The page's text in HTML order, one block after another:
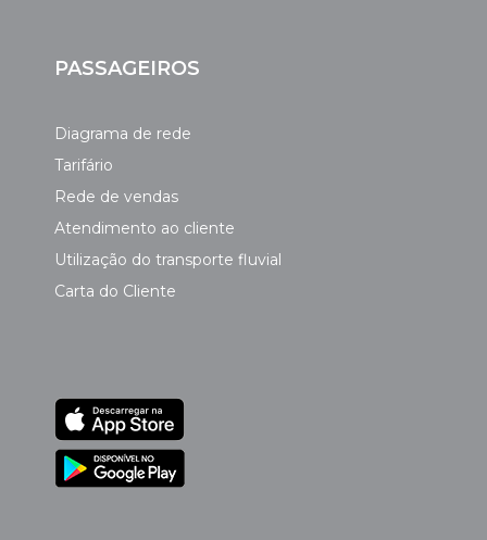
PASSAGEIROS
Diagrama de rede
Tarifário
Rede de vendas
Atendimento ao cliente
Utilização do transporte fluvial
Carta do Cliente